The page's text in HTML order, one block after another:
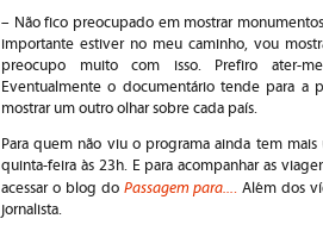
– Não fico preocupado em mostrar
importante estiver no meu caminho, vou
preocupo muito com isso. Prefiro ater-
Eventualmente o documentário tende para a
mostrar um outro olhar sobre cada país.
Para quem não viu o programa ainda tem
quinta-feira às 23h. E para acompanhar as
acessar o blog doPassagem para....Além dos
jornalista.